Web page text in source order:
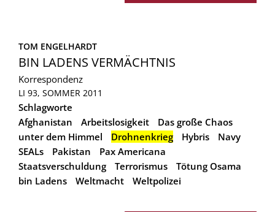
TOM ENGELHARDT
BIN LADENS VERMÄCHTNIS
Korrespondenz
LI 93, SOMMER 2011
Schlagworte
Afghanistan
Arbeitslosigkeit
Das große Chaos
unter dem Himmel
Drohnenkrieg Hybris
Navy
SEALs
Pakistan
Pax Americana
Staatsverschuldung
Terrorismus
Tötung Osama
bin Ladens
Weltmacht Weltpolizei